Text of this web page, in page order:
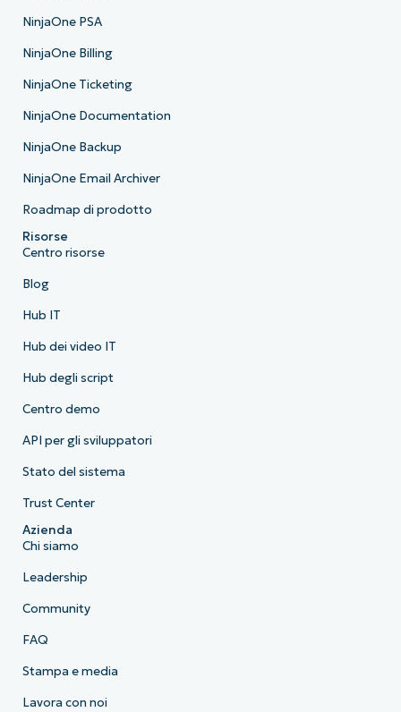
NinjaOne PSA
NinjaOne Billing
NinjaOne Ticketing
NinjaOne Documentation
NinjaOne Backup
NinjaOne Email Archiver
Roadmap di prodotto
Risorse
Centro risorse
Blog
Hub IT
Hub dei video IT
Hub degli script
Centro demo
API per gli sviluppatori
Stato del sistema
Trust Center
Azienda
Chi siamo
Leadership
Community
FAQ
Stampa e media
Lavora con noi